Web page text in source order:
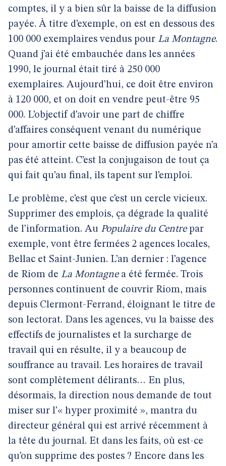
comptes, il y a bien sûr la baisse de la diffusion
payée. À titre d’exemple, on est en dessous des
100 000 exemplaires vendus pour La Montagne.
Quand j’ai été embauchée dans les années
1990, le journal était tiré à 250 000
exemplaires. Aujourd’hui, ce doit être environ
à 120 000, et on doit en vendre peut-être 95
000. L’objectif d’avoir une part de chiffre
d’affaires conséquent venant du numérique
pour amortir cette baisse de diffusion payée n’a
pas été atteint. C’est la conjugaison de tout ça
qui fait qu’au final, ils tapent sur l’emploi.
Le problème, c’est que c’est un cercle vicieux.
Supprimer des emplois, ça dégrade la qualité
de l’information. Au Populaire du Centrepar
exemple, vont être fermées 2 agences locales,
Bellac et Saint-Junien. L’an dernier : l’agence
de Riom de La Montagnea été fermée. Trois
personnes continuent de couvrir Riom, mais
depuis Clermont-Ferrand, éloignant le titre de
son lectorat. Dans les agences, vu la baisse des
effectifs de journalistes et la surcharge de
travail qui en résulte, il y a beaucoup de
souffrance au travail. Les horaires de travail
sont complètement délirants… En plus,
désormais, la direction nous demande de tout
miser sur l’« hyper proximité », mantra du
directeur général qui est arrivé récemment à
la tête du journal. Et dans les faits, où est-ce
qu’on supprime des postes ? Encore dans les